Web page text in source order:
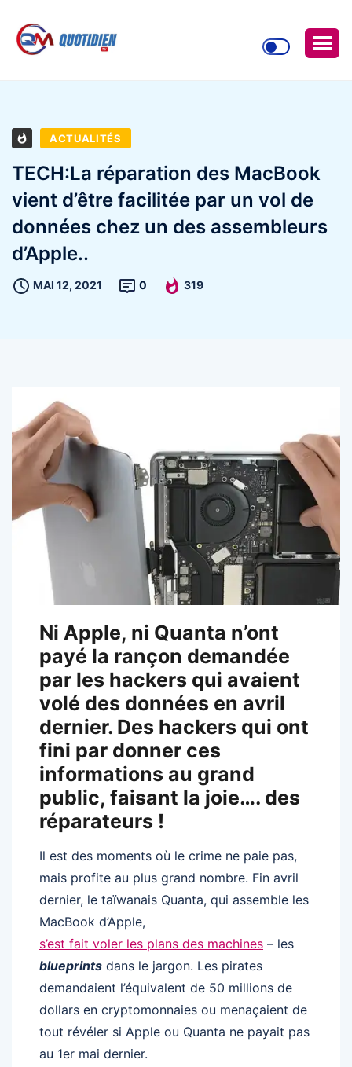
ACTUALITÉS
TECH:La réparation des MacBook
vient d’être facilitée par un vol de
données chez un des assembleurs
d’Apple..
MAI 12, 2021 0 319
Ni Apple, ni Quanta n’ont
payé la rançon demandée
par les hackers qui avaient
volé des données en avril
dernier. Des hackers qui ont
fini par donner ces
informations au grand
public, faisant la joie…. des
réparateurs !
Il est des moments où le crime ne paie pas,
mais profite au plus grand nombre. Fin avril
dernier, le taïwanais Quanta, qui assemble les
MacBook d’Apple,
s’est fait voler les plans des machines – les
blueprints dans le jargon. Les pirates
demandaient l’équivalent de 50 millions de
dollars en cryptomonnaies ou menaçaient de
tout révéler si Apple ou Quanta ne payait pas
au 1er mai dernier.